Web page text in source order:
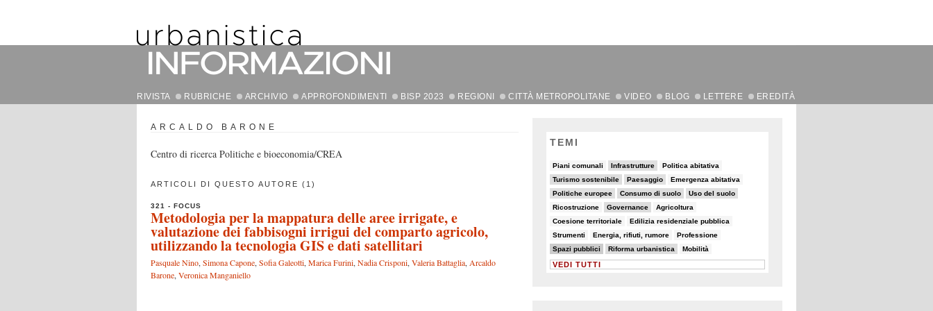
RIVISTA RUBRICHE ARCHIVIO APPROFONDIMENTI BISP 2023 REGIONI CITTÀ METROPOLITANE VIDEO BLOG LETTERE EREDITÀ
ARCALDO BARONE
Centro di ricerca Politiche e bioeconomia/CREA
ARTICOLI DI QUESTO AUTORE (1)
321 - FOCUS
Metodologia per la mappatura delle aree irrigate, e
valutazione dei fabbisogni irrigui del comparto agricolo,
utilizzando la tecnologia GIS e dati satellitari
Pasquale Nino, Simona Capone, Sofia Galeotti, Marica Furini, Nadia Crisponi, Valeria Battaglia, Arcaldo
Barone, Veronica Manganiello
TEMI
Piani comunali
7/82 Infrastrutture
15/82 Politica abitativa
8/82
Turismo sostenibile
18/82 Paesaggio
13/82 Emergenza abitativa
7/82
Politiche europee
11/82 Consumo di suolo
19/82 Uso del suolo
9/82
Ricostruzione
6/82 Governance
18/82 Agricoltura
5/82
Coesione territoriale
8/82 Edilizia residenziale pubblica
7/82
Strumenti
6/82 Energia, rifiuti, rumore
6/82 Professione
5/82
Spazi pubblici
32/82 Riforma urbanistica
20/82 Mobilità
5/82
VEDI TUTTI